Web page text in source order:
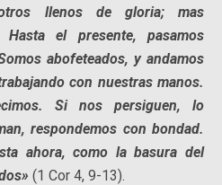
llenos de gloria; mas
Hasta el presente, pasamos
abofeteados, y andamos
con nuestras manos.
Si nos persiguen, lo
respondemos con bondad.
ahora, como la basura del
(1 Cor 4, 9-13).